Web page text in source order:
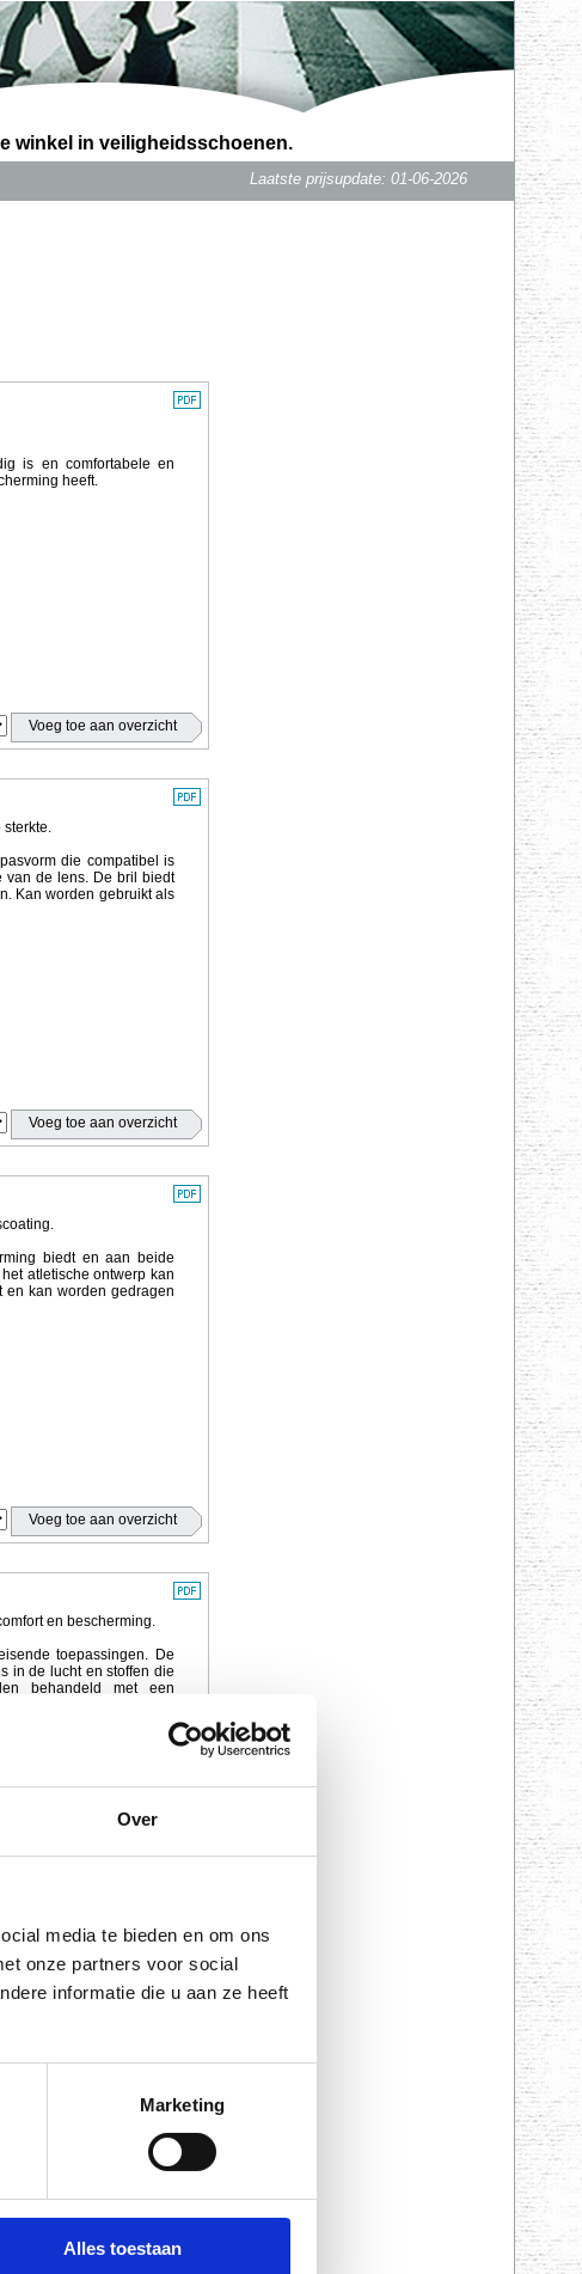
Over
media te bieden en om ons
onze partners voor social
informatie die u aan ze heeft
Marketing
Alles toestaan
winkel in veiligheidsschoenen.
Laatste prijsupdate: 01-06-2026
is en comfortabele en
heeft.
die compatibel is
van de lens. De bril biedt
Kan worden gebruikt als
biedt en aan beide
atletische ontwerp kan
en kan worden gedragen
en bescherming.
toepassingen. De
in de lucht en stoffen die
behandeld met een
en bescherming.
toepassingen. De
behandeld met een